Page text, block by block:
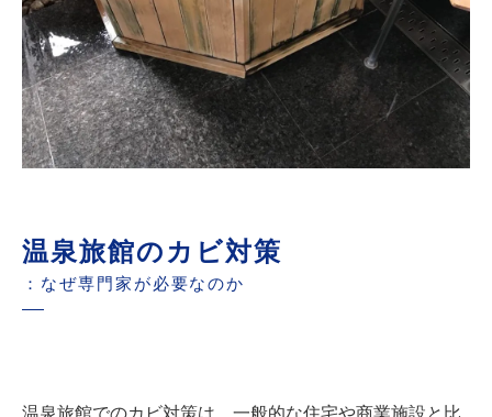
温泉旅館のカビ対策
：なぜ専門家が必要なのか
温泉旅館でのカビ対策は、一般的な住宅や商業施設と比